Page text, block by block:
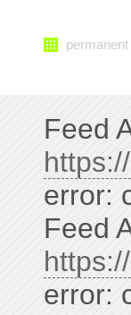
Feed
error:
Feed
error: